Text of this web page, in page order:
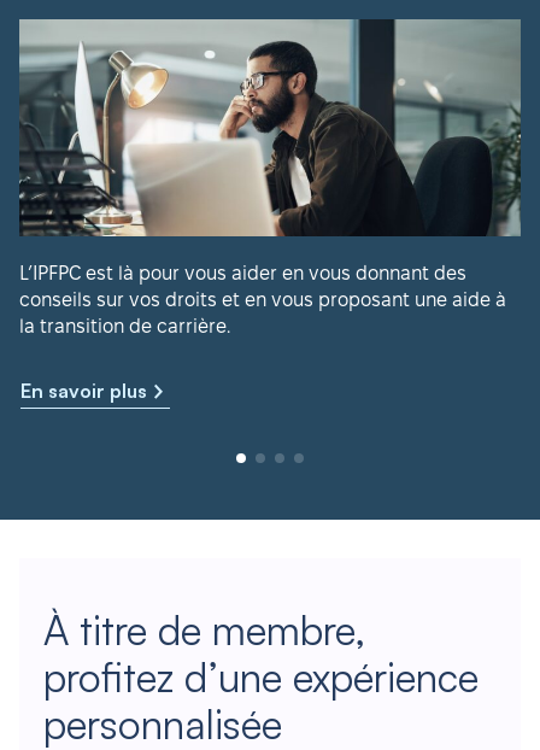
L’IPFPC est là pour vous aider en vous donnant des
conseils sur vos droits et en vous proposant une aide à
la transition de carrière.
En savoir plus
À titre de membre,
profitez d’une expérience
personnalisée